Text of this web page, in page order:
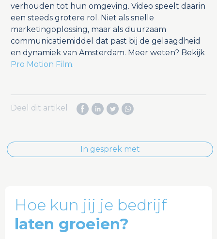
verhouden tot hun omgeving. Video speelt daarin
een steeds grotere rol. Niet als snelle
marketingoplossing, maar als duurzaam
communicatiemiddel dat past bij de gelaagdheid
en dynamiek van Amsterdam. Meer weten? Bekijk
Pro Motion Film.
Deel dit artikel
In gesprek met
Hoe kun jij je bedrijf
laten groeien?